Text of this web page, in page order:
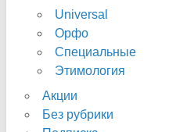
Universal
Орфо
Специальные
Этимология
Акции
Без рубрики